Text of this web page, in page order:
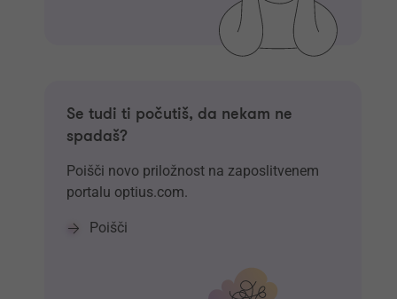
Se tudi ti počutiš, da nekam ne
spadaš?
Poišči novo priložnost na zaposlitvenem
portalu optius.com.
Poišči